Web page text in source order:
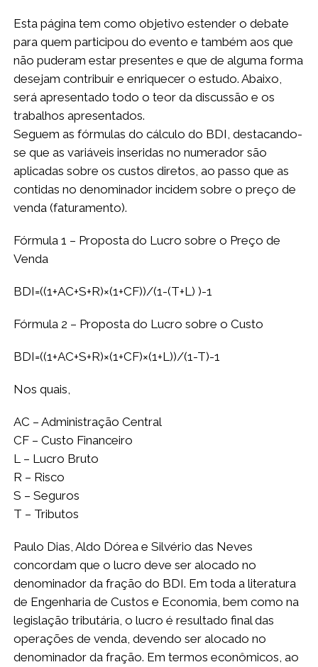
Esta página tem como objetivo estender o debate
para quem participou do evento e também aos que
não puderam estar presentes e que de alguma forma
desejam contribuir e enriquecer o estudo. Abaixo,
será apresentado todo o teor da discussão e os
trabalhos apresentados.
Seguem as fórmulas do cálculo do BDI, destacando-
se que as variáveis inseridas no numerador são
aplicadas sobre os custos diretos, ao passo que as
contidas no denominador incidem sobre o preço de
venda (faturamento).
Fórmula 1 – Proposta do Lucro sobre o Preço de
Venda
BDI=((1+AC+S+R)×(1+CF))/(1-(T+L) )-1
Fórmula 2 – Proposta do Lucro sobre o Custo
BDI=((1+AC+S+R)×(1+CF)×(1+L))/(1-T)-1
Nos quais,
AC – Administração Central
CF – Custo Financeiro
L – Lucro Bruto
R – Risco
S – Seguros
T – Tributos
Paulo Dias, Aldo Dórea e Silvério das Neves
concordam que o lucro deve ser alocado no
denominador da fração do BDI. Em toda a literatura
de Engenharia de Custos e Economia, bem como na
legislação tributária, o lucro é resultado final das
operações de venda, devendo ser alocado no
denominador da fração. Em termos econômicos, ao